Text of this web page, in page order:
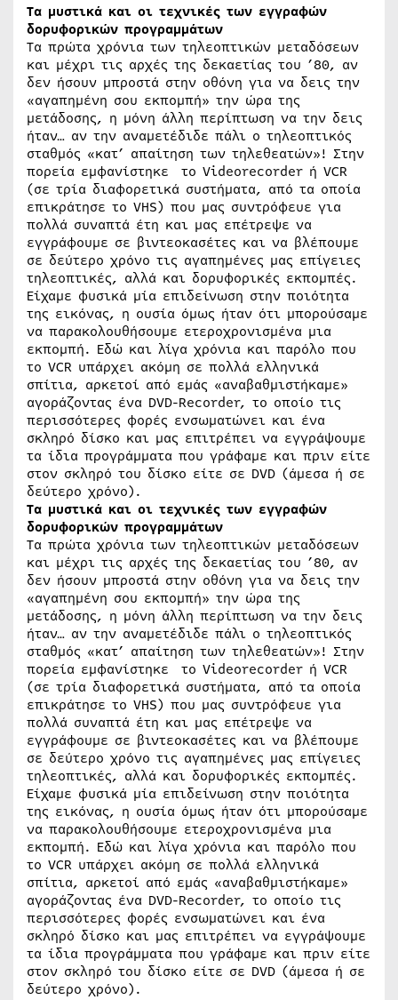
Τα μυστικά και οι τεχνικές των εγγραφών
δορυφορικών προγραμμάτων
Τα πρώτα χρόνια των τηλεοπτικών μεταδόσεων
και μέχρι τις αρχές της δεκαετίας του ’80, αν
δεν ήσουν μπροστά στην οθόνη για να δεις την
«αγαπημένη σου εκπομπή» την ώρα της
μετάδοσης, η μόνη άλλη περίπτωση να την δεις
ήταν… αν την αναμετέδιδε πάλι ο τηλεοπτικός
σταθμός «κατ’ απαίτηση των τηλεθεατών»! Στην
πορεία εμφανίστηκε το Videorecorder ή VCR
(σε τρία διαφορετικά συστήματα, από τα οποία
επικράτησε το VHS) που μας συντρόφευε για
πολλά συναπτά έτη και μας επέτρεψε να
εγγράφουμε σε βιντεοκασέτες και να βλέπουμε
σε δεύτερο χρόνο τις αγαπημένες μας επίγειες
τηλεοπτικές, αλλά και δορυφορικές εκπομπές.
Είχαμε φυσικά μία επιδείνωση στην ποιότητα
της εικόνας, η ουσία όμως ήταν ότι μπορούσαμε
να παρακολουθήσουμε ετεροχρονισμένα μια
εκπομπή. Εδώ και λίγα χρόνια και παρόλο που
το VCR υπάρχει ακόμη σε πολλά ελληνικά
σπίτια, αρκετοί από εμάς «αναβαθμιστήκαμε»
αγοράζοντας ένα DVD-Recorder, το οποίο τις
περισσότερες φορές ενσωματώνει και ένα
σκληρό δίσκο και μας επιτρέπει να εγγράψουμε
τα ίδια προγράμματα που γράφαμε και πριν είτε
στον σκληρό του δίσκο είτε σε DVD (άμεσα ή σε
δεύτερο χρόνο).
Τα μυστικά και οι τεχνικές των εγγραφών
δορυφορικών προγραμμάτων
Τα πρώτα χρόνια των τηλεοπτικών μεταδόσεων
και μέχρι τις αρχές της δεκαετίας του ’80, αν
δεν ήσουν μπροστά στην οθόνη για να δεις την
«αγαπημένη σου εκπομπή» την ώρα της
μετάδοσης, η μόνη άλλη περίπτωση να την δεις
ήταν… αν την αναμετέδιδε πάλι ο τηλεοπτικός
σταθμός «κατ’ απαίτηση των τηλεθεατών»! Στην
πορεία εμφανίστηκε το Videorecorder ή VCR
(σε τρία διαφορετικά συστήματα, από τα οποία
επικράτησε το VHS) που μας συντρόφευε για
πολλά συναπτά έτη και μας επέτρεψε να
εγγράφουμε σε βιντεοκασέτες και να βλέπουμε
σε δεύτερο χρόνο τις αγαπημένες μας επίγειες
τηλεοπτικές, αλλά και δορυφορικές εκπομπές.
Είχαμε φυσικά μία επιδείνωση στην ποιότητα
της εικόνας, η ουσία όμως ήταν ότι μπορούσαμε
να παρακολουθήσουμε ετεροχρονισμένα μια
εκπομπή. Εδώ και λίγα χρόνια και παρόλο που
το VCR υπάρχει ακόμη σε πολλά ελληνικά
σπίτια, αρκετοί από εμάς «αναβαθμιστήκαμε»
αγοράζοντας ένα DVD-Recorder, το οποίο τις
περισσότερες φορές ενσωματώνει και ένα
σκληρό δίσκο και μας επιτρέπει να εγγράψουμε
τα ίδια προγράμματα που γράφαμε και πριν είτε
στον σκληρό του δίσκο είτε σε DVD (άμεσα ή σε
δεύτερο χρόνο).